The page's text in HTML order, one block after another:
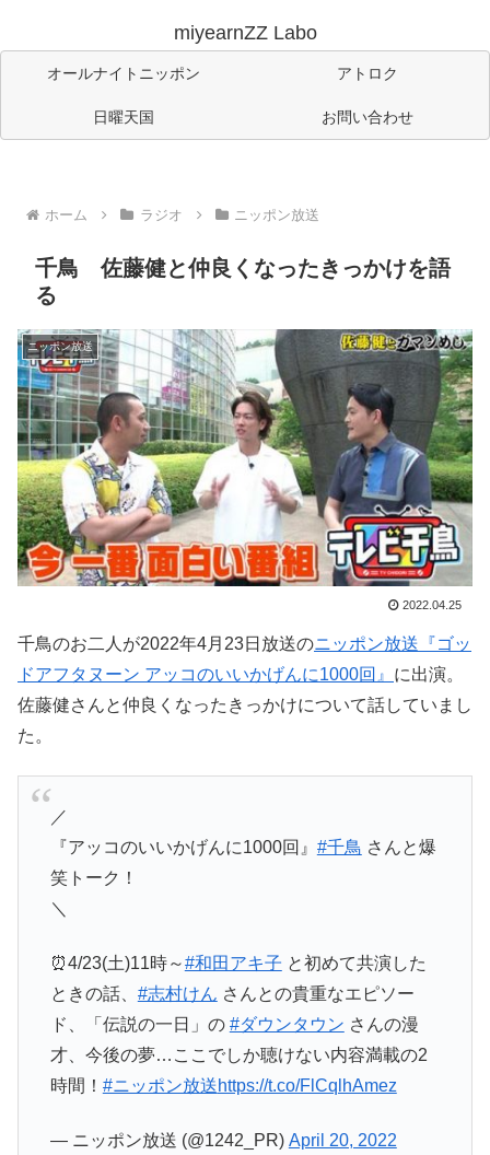
miyearnZZ Labo
オールナイトニッポン アトロク
日曜天国 お問い合わせ
ホーム ラジオ ニッポン放送
千鳥 佐藤健と仲良くなったきっかけを語
る
ニッポン放送
2022.04.25
千鳥のお二人が2022年4月23日放送のニッポン放送『ゴッ
ドアフタヌーン アッコのいいかげんに1000回』 に出演。
佐藤健さんと仲良くなったきっかけについて話していまし
た。
／
『アッコのいいかげんに1000回』 #千鳥 さんと爆
笑トーク！
＼
⏰4/23(土)11時～#和田アキ子 と初めて共演した
ときの話、 #志村けん さんとの貴重なエピソー
ド、「伝説の一日」の #ダウンタウン さんの漫
才、今後の夢…ここでしか聴けない内容満載の2
時間！ #ニッポン放送https://t.co/FlCqlhAmez
— ニッポン放送 (@1242_PR) April 20, 2022